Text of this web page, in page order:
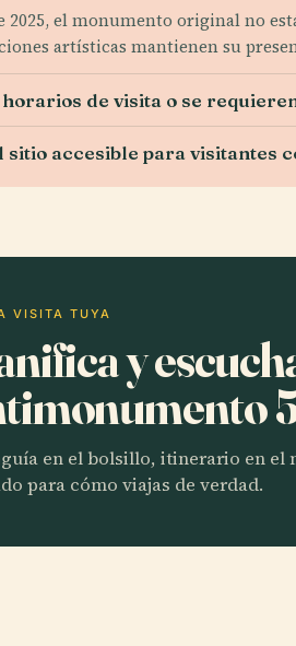
2025, el monumento original no
artísticas mantienen su
de visita o se
sitio accesible para visitantes
VISITA TUYA
y
en el bolsillo, itinerario en el
para cómo viajas de verdad.